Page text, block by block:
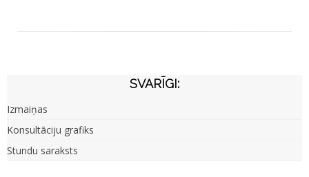
SVARĪGI:
Izmaiņas
Konsultāciju grafiks
Stundu saraksts